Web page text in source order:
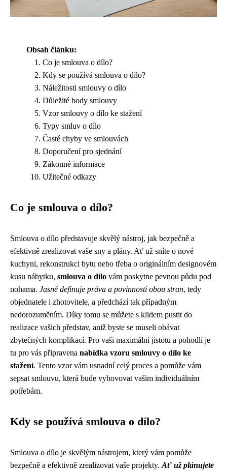
Obsah článku:
Co je smlouva o dílo?
Kdy se používá smlouva o dílo?
Náležitosti smlouvy o dílo
Důležité body smlouvy
Vzor smlouvy o dílo ke stažení
Typy smluv o dílo
Časté chyby ve smlouvách
Doporučení pro sjednání
Zákonné informace
Užitečné odkazy
Co je smlouva o dílo?
Smlouva o dílo představuje skvělý nástroj, jak bezpečně a
efektivně zrealizovat vaše sny a plány. Ať už sníte o nové
kuchyni, rekonstrukci bytu nebo třeba o originálním designovém
kusu nábytku, smlouva o dílo vám poskytne pevnou půdu pod
nohama. Jasně definuje práva a povinnosti obou stran, tedy
objednatele i zhotovitele, a předchází tak případným
nedorozuměním. Díky tomu se můžete s klidem pustit do
realizace vašich představ, aniž byste se museli obávat
zbytečných komplikací. Pro vaši maximální jistotu a pohodlí je
tu pro vás připravena nabídka vzoru smlouvy o dílo ke
stažení. Tento vzor vám usnadní celý proces a pomůže vám
sepsat smlouvu, která bude vyhovovat vašim individuálním
potřebám.
Kdy se používá smlouva o dílo?
Smlouva o dílo je skvělým nástrojem, který vám pomůže
bezpečně a efektivně zrealizovat vaše projekty. Ať už plánujete